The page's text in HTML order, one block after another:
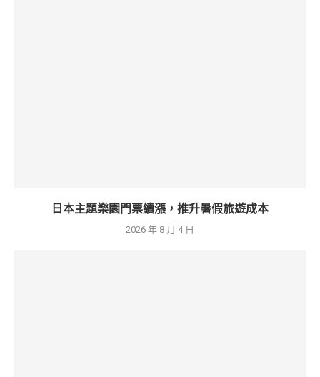
日本主題樂園門票續漲，推升暑假旅遊成本
2026 年 8 月 4 日